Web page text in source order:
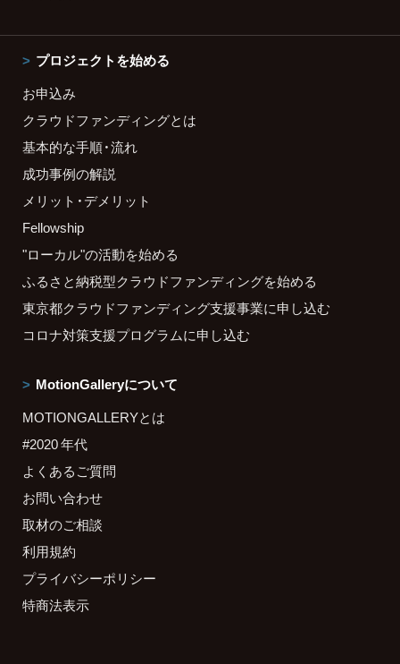
プロジェクトを始める
お申込み
クラウドファンディングとは
基本的な手順・流れ
成功事例の解説
メリット・デメリット
Fellowship
"ローカル"の活動を始める
ふるさと納税型クラウドファンディングを始める
東京都クラウドファンディング支援事業に申し込む
コロナ対策支援プログラムに申し込む
MotionGalleryについて
MOTIONGALLERYとは
#2020 年代
よくあるご質問
お問い合わせ
取材のご相談
利用規約
プライバシーポリシー
特商法表示